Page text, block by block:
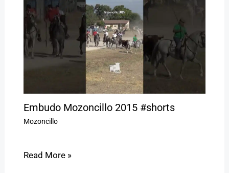
Embudo Mozoncillo 2015 #shorts
Mozoncillo
Read More »